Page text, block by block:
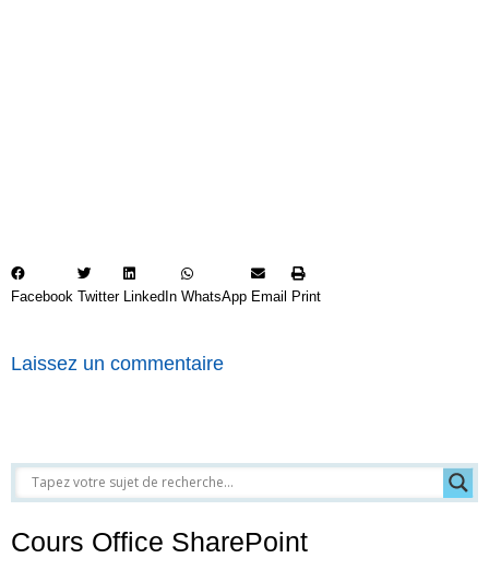
Facebook Twitter LinkedIn WhatsApp Email Print
Laissez un commentaire
Cours Office SharePoint